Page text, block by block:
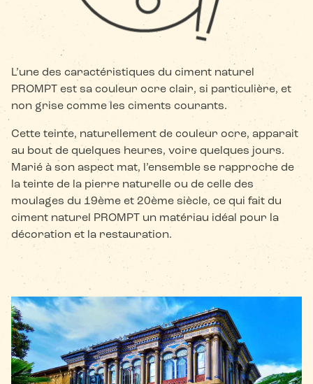
L’une des caractéristiques du ciment naturel
PROMPT est sa couleur ocre clair, si particulière, et
non grise comme les ciments courants.
Cette teinte, naturellement de couleur ocre, apparait
au bout de quelques heures, voire quelques jours.
Marié à son aspect mat, l’ensemble se rapproche de
la teinte de la pierre naturelle ou de celle des
moulages du 19ème et 20ème siècle, ce qui fait du
ciment naturel PROMPT un matériau idéal pour la
décoration et la restauration.